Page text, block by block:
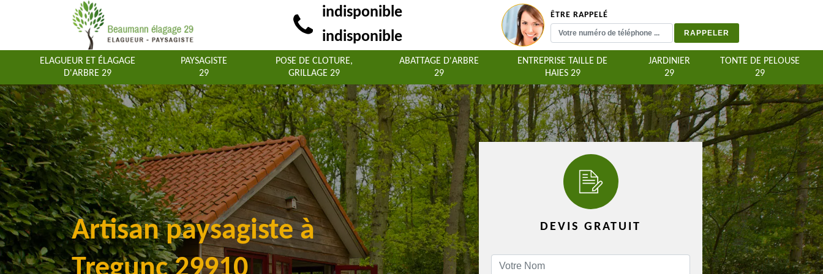
indisponible
indisponible
ÊTRE RAPPELÉ
ELAGUEUR ET ÉLAGAGE
D'ARBRE 29
PAYSAGISTE
29
POSE DE CLOTURE,
GRILLAGE 29
ABATTAGE D'ARBRE
29
ENTREPRISE TAILLE DE
HAIES 29
JARDINIER
29
TONTE DE PELOUSE
29
Artisan paysagiste à
DEVIS GRATUIT